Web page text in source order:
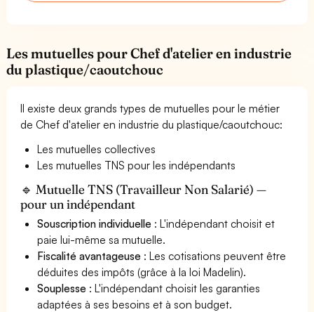
Les mutuelles pour Chef d'atelier en industrie
du plastique/caoutchouc
Il existe deux grands types de mutuelles pour le métier
de Chef d'atelier en industrie du plastique/caoutchouc:
Les mutuelles collectives
Les mutuelles TNS pour les indépendants
🔹 Mutuelle TNS (Travailleur Non Salarié) —
pour un indépendant
Souscription individuelle : L'indépendant choisit et
paie lui-même sa mutuelle.
Fiscalité avantageuse : Les cotisations peuvent être
déduites des impôts (grâce à la loi Madelin).
Souplesse : L'indépendant choisit les garanties
adaptées à ses besoins et à son budget.